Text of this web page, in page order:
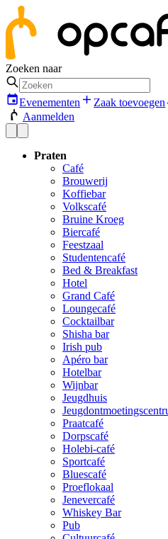
Zoeken naar
Evenementen Zaak toevoegen
Aanmelden
Praten
Café
Brouwerij
Koffiebar
Volkscafé
Bruine Kroeg
Biercafé
Feestzaal
Studentencafé
Bed & Breakfast
Hotel
Grand Café
Loungecafé
Cocktailbar
Shisha bar
Irish pub
Apéro bar
Hotelbar
Wijnbar
Jeugdhuis
Praatcafé
Dorpscafé
Holebi-café
Sportcafé
Bluescafé
Proeflokaal
Jenevercafé
Whiskey Bar
Pub